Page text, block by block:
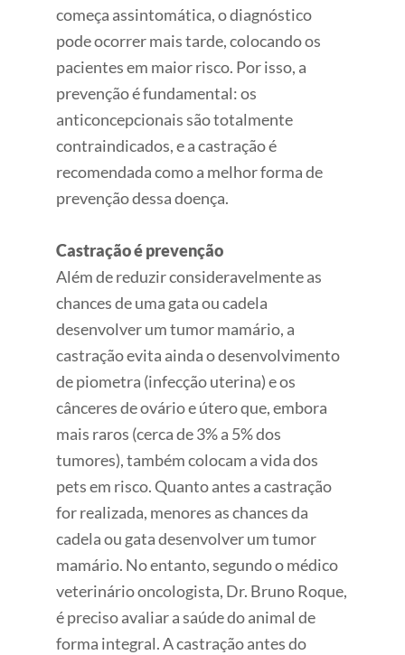
começa assintomática, o diagnóstico
pode ocorrer mais tarde, colocando os
pacientes em maior risco. Por isso, a
prevenção é fundamental: os
anticoncepcionais são totalmente
contraindicados, e a castração é
recomendada como a melhor forma de
prevenção dessa doença.
Castração é prevenção
Além de reduzir consideravelmente as
chances de uma gata ou cadela
desenvolver um tumor mamário, a
castração evita ainda o desenvolvimento
de piometra (infecção uterina) e os
cânceres de ovário e útero que, embora
mais raros (cerca de 3% a 5% dos
tumores), também colocam a vida dos
pets em risco. Quanto antes a castração
for realizada, menores as chances da
cadela ou gata desenvolver um tumor
mamário. No entanto, segundo o médico
veterinário oncologista, Dr. Bruno Roque,
é preciso avaliar a saúde do animal de
forma integral. A castração antes do